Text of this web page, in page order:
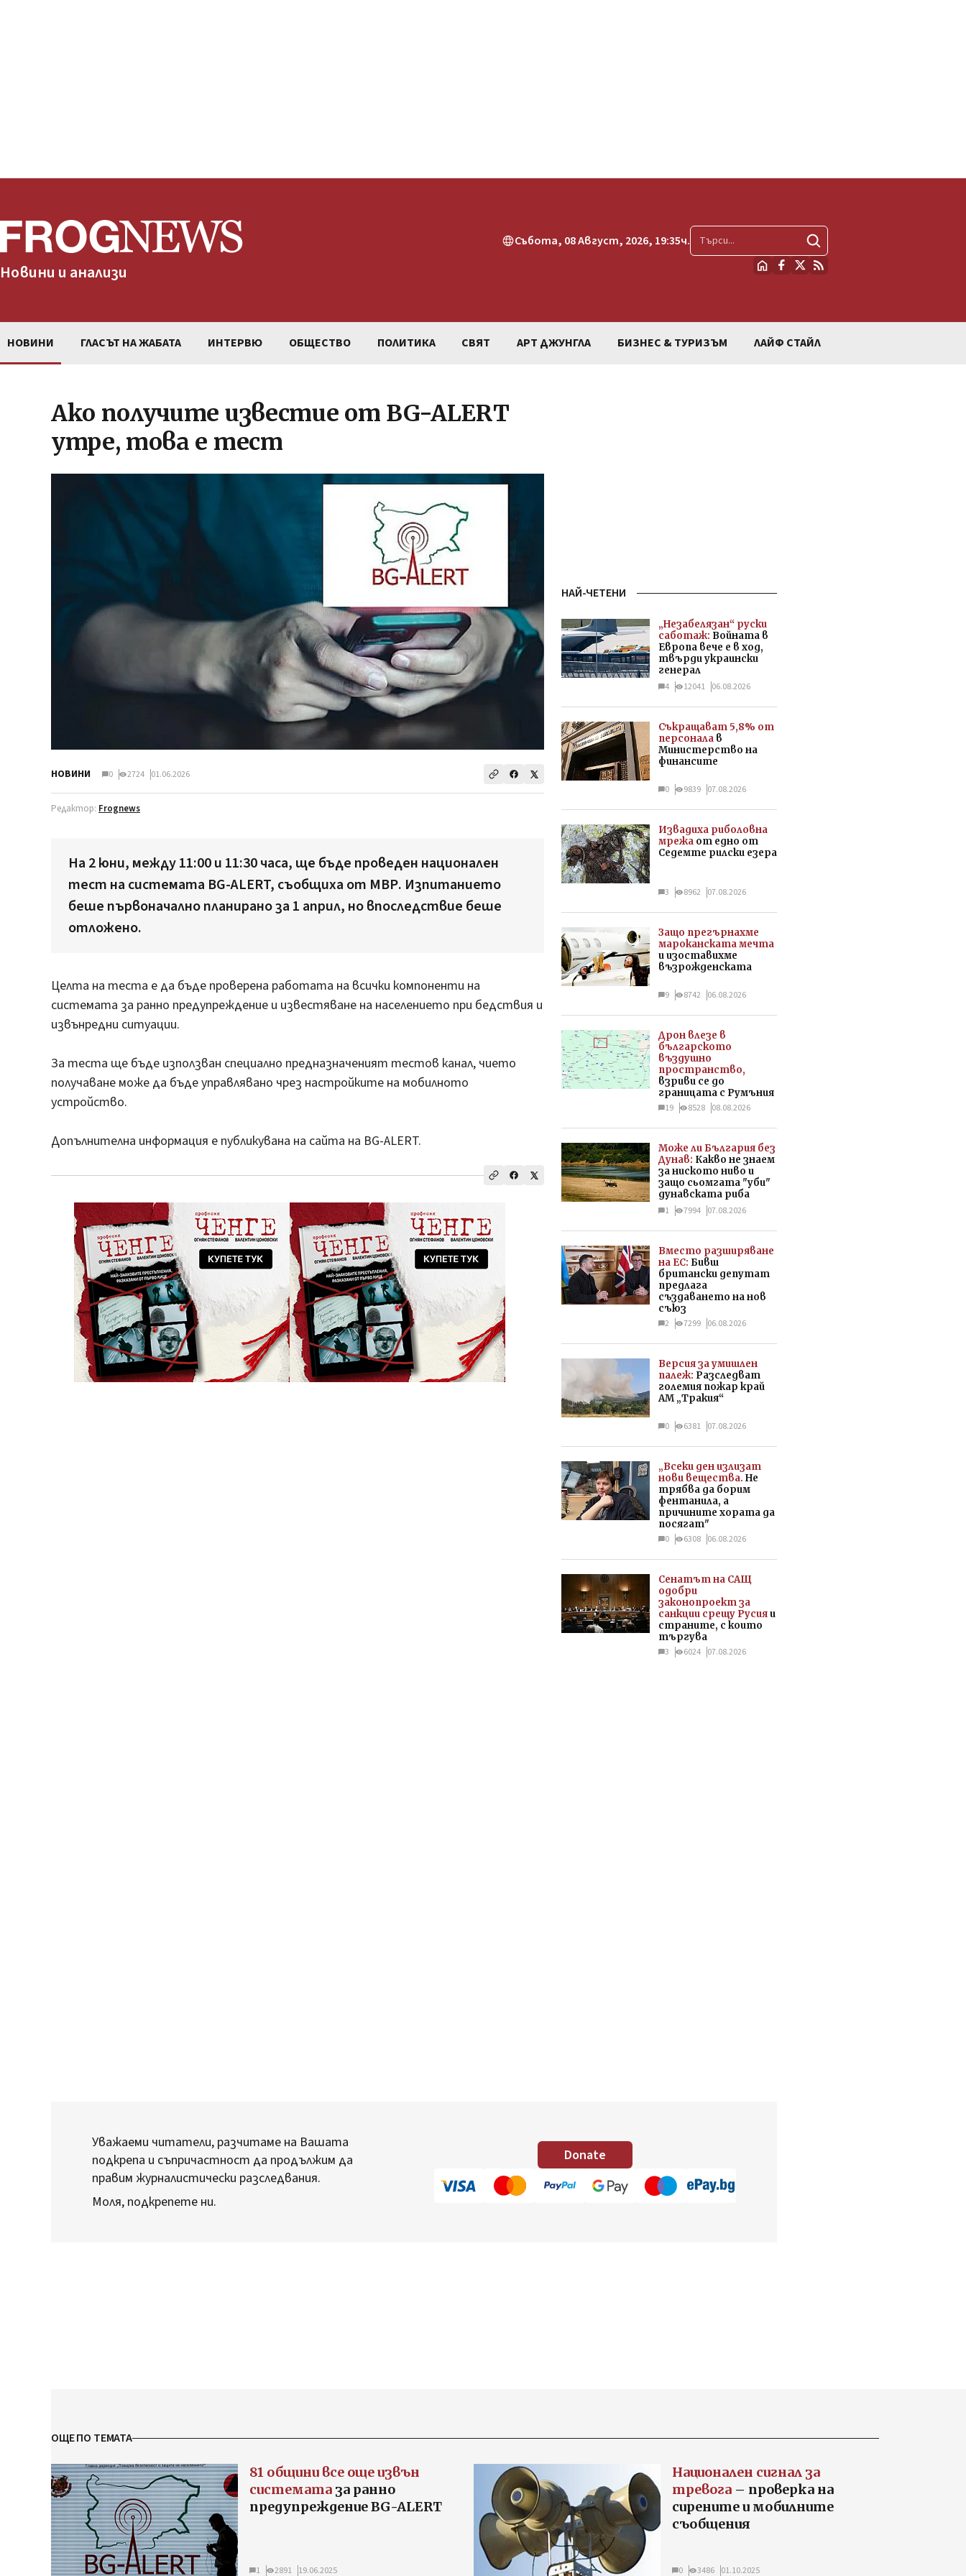
Новини и анализи
Събота, 08 Август, 2026, 19:35ч. Търсене
НОВИНИ ГЛАСЪТ НА ЖАБАТА ИНТЕРВЮ ОБЩЕСТВО ПОЛИТИКА СВЯТ АРТ ДЖУНГЛА БИЗНЕС & ТУРИЗЪМ ЛАЙФ СТАЙЛ
Ако получите известие от BG-ALERT
утре, това е тест
НОВИНИ 0 2724 01.06.2026
Редактор: Frognews
На 2 юни, между 11:00 и 11:30 часа, ще бъде проведен национален
тест на системата BG-ALERT, съобщиха от МВР. Изпитанието
беше първоначално планирано за 1 април, но впоследствие беше
отложено.
Целта на теста е да бъде проверена работата на всички компоненти на
системата за ранно предупреждение и известяване на населението при бедствия и
извънредни ситуации.
За теста ще бъде използван специално предназначеният тестов канал, чието
получаване може да бъде управлявано чрез настройките на мобилното
устройство.
Допълнителна информация е публикувана на сайта на BG-ALERT.
НАЙ-ЧЕТЕНИ
„Незабелязан“ руски
саботаж: Войната в
Европа вече е в ход,
твърди украински
генерал
4
12041 06.08.2026
Съкращават 5,8% от
персонала в
Министерство на
финансите
0 9839 07.08.2026
Извадиха риболовна
мрежа от едно от
Седемте рилски езера
3 8962 07.08.2026
Защо прегърнахме
мароканската мечта
и изоставихме
възрожденската
9 8742 06.08.2026
Дрон влезе в
българското
въздушно
пространство,
взриви се до
границата с Румъния
19
8528 08.08.2026
Може ли България без
Дунав: Какво не знаем
за ниското ниво и
защо сьомгата "уби"
дунавската риба
1
7994 07.08.2026
Вместо разширяване
на ЕС: Бивш
британски депутат
предлага
създаването на нов
съюз
2
7299 06.08.2026
Версия за умишлен
палеж: Разследват
големия пожар край
АМ „Тракия“
0 6381 07.08.2026
„Всеки ден излизат
нови вещества. Не
трябва да борим
фентанила, а
причините хората да
посягат"
0
6308 06.08.2026
Сенатът на САЩ
одобри
законопроект за
санкции срещу Русияи
страните, с които
търгува
3
6024 07.08.2026
Уважаеми читатели, разчитаме на Вашата
подкрепа и съпричастност да продължим да
правим журналистически разследвания.
Моля, подкрепете ни.
Donate
ОЩЕ ПО ТЕМАТА
81 общини все още извън
системата за ранно
предупреждение BG-ALERT
1 2891 19.06.2025
Национален сигнал за
тревога – проверка на
сирените и мобилните
съобщения
0 3486 01.10.2025